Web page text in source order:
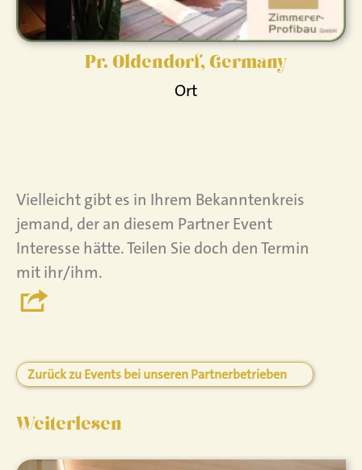
Pr. Oldendorf, Germany
Ort
Vielleicht gibt es in Ihrem Bekanntenkreis
jemand, der an diesem Partner Event
Interesse hätte. Teilen Sie doch den Termin
mit ihr/ihm.
Zurück zu Events bei unseren Partnerbetrieben
Weiterlesen